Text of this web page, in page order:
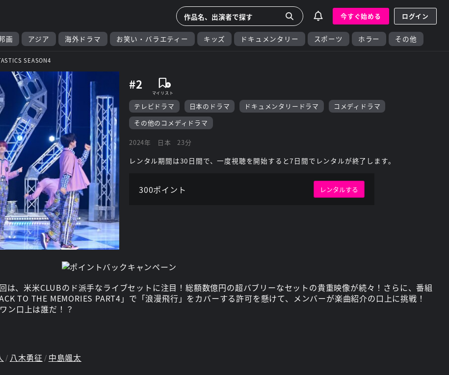
今すぐ始める ログイン
画 アジア 海外ドラマ お笑い・バラエティー キッズ ドキュメンタリー スポーツ ホラー その他
SEASON4
#2
テレビドラマ 日本のドラマ ドキュメンタリードラマ
コメディドラマ
その他のコメディドラマ
2024年 日本 23分
レンタル期間は30日間で、一度視聴を開始すると7日間でレンタルが終了します。
300ポイント レンタルする
は、米米CLUBのド派手なライブセットに注目！総額数億円の超バブリーなセットの貴重映像が続々！さらに、番組
TO THE MEMORIES PART4」で「浪漫飛行」をカバーする許可を懸けて、メンバーが楽曲紹介の口上に挑戦！
ン口上は誰だ！？
八木勇征 中島颯太